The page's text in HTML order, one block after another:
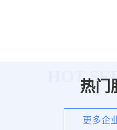
HOT
热门
更多企